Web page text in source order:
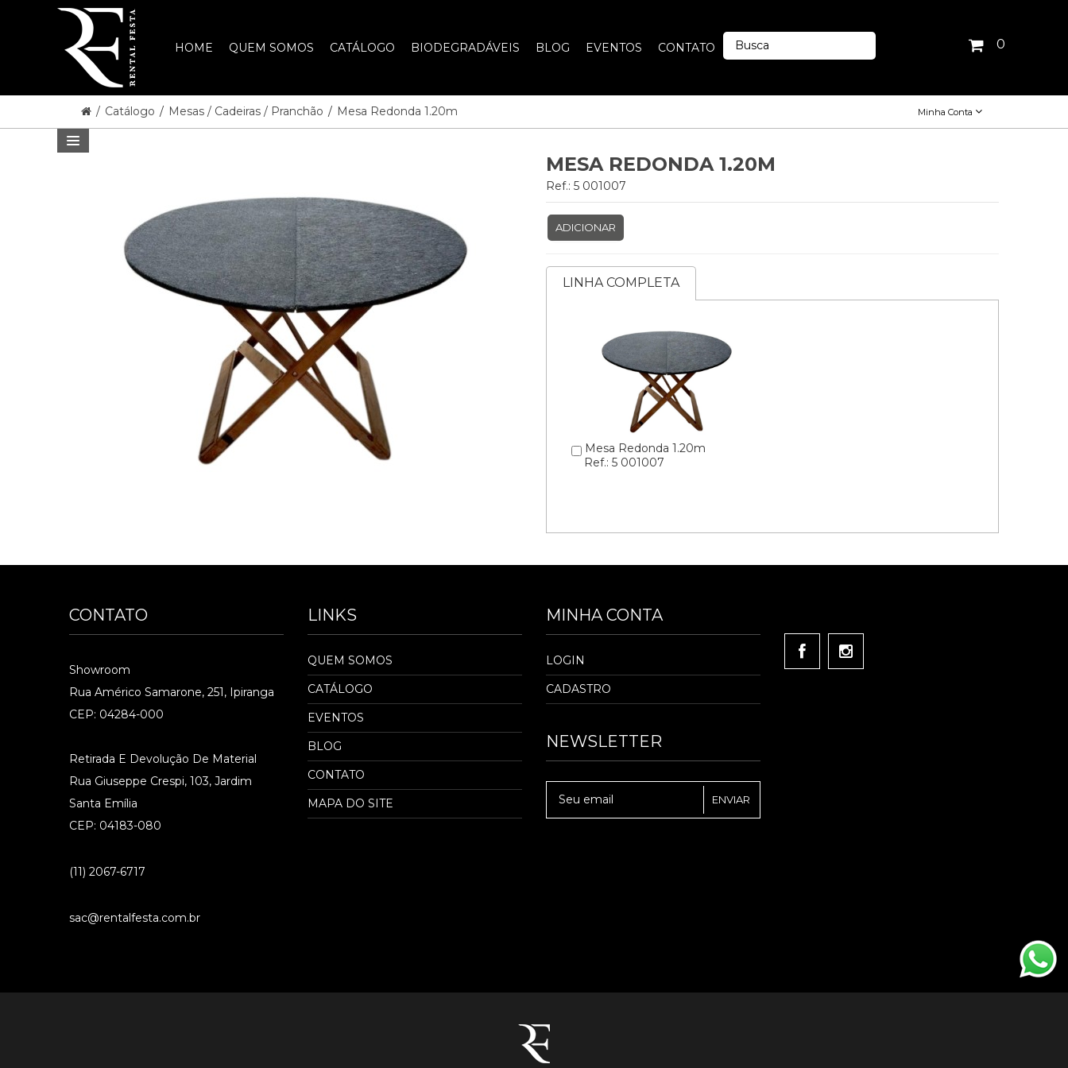
HOME QUEM SOMOS CATÁLOGO BIODEGRADÁVEIS BLOG EVENTOS CONTATO 0
/ Catálogo / Mesas / Cadeiras / Pranchão / Mesa Redonda 1.20m Minha Conta
MESA REDONDA 1.20M
Ref.: 5 001007
ADICIONAR
LINHA COMPLETA
Mesa Redonda 1.20m
Ref.: 5 001007
CONTATO
Showroom
Rua Américo Samarone, 251, Ipiranga
CEP: 04284-000
Retirada E Devolução De Material
Rua Giuseppe Crespi, 103, Jardim
Santa Emília
CEP: 04183-080
(11) 2067-6717
sac@rentalfesta.com.br
LINKS
QUEM SOMOS
CATÁLOGO
EVENTOS
BLOG
CONTATO
MAPA DO SITE
MINHA CONTA
LOGIN
CADASTRO
NEWSLETTER